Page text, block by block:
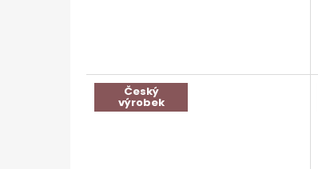
Český
výrobek